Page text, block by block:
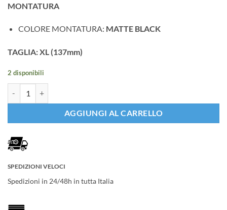
MONTATURA
COLORE MONTATURA: MATTE BLACK
TAGLIA: XL (137mm)
2 disponibili
AGGIUNGI AL CARRELLO
SPEDIZIONI VELOCI
Spedizioni in 24/48h in tutta Italia